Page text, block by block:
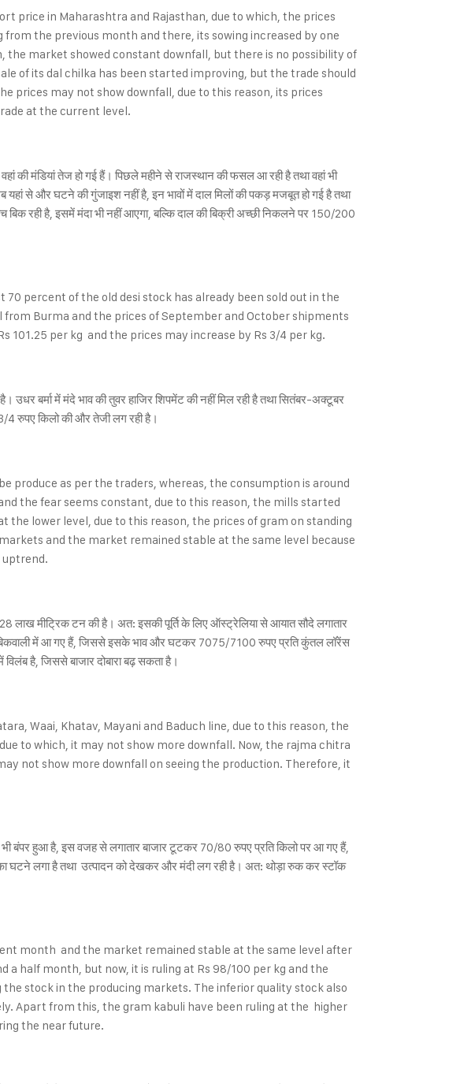
price in Maharashtra and Rajasthan, due to which, the prices
the previous month and there, its sowing increased by one
market showed constant downfall, but there is no possibility of
of its dal chilka has been started improving, but the trade should
prices may not show downfall, due to this reason, its prices
at the current level.
की मंडियां तेज हो गई हैं। पिछले महीने से राजस्थान की फसल आ रही है तथा वहां भी
यहां से और घटने की गुंजाइश नहीं है, इन भावों में दाल मिलों की पकड़ मजबूत हो गई है तथा
बिक रही है, इसमें मंदा भी नहीं आएगा, बल्कि दाल की बिक्री अच्छी निकलने पर 150/200
percent of the old desi stock has already been sold out in the
Burma and the prices of September and October shipments
101.25 per kg and the prices may increase by Rs 3/4 per kg.
बर्मा में मंदे भाव की तुवर हाजिर शिपमेंट की नहीं मिल रही है तथा सितंबर-अक्टूबर
4 रुपए किलो की और तेजी लग रही है।
produce as per the traders, whereas, the consumption is around
the fear seems constant, due to this reason, the mills started
lower level, due to this reason, the prices of gram on standing
and the market remained stable at the same level because
uptrend.
लाख मीट्रिक टन की है। अत: इसकी पूर्ति के लिए ऑस्ट्रेलिया से आयात सौदे लगातार
में आ गए हैं, जिससे इसके भाव और घटकर 7075/7100 रुपए प्रति कुंतल लॉरेंस
है, जिससे बाजार दोबारा बढ़ सकता है।
Waai, Khatav, Mayani and Baduch line, due to this reason, the
to which, it may not show more downfall. Now, the rajma chitra
not show more downfall on seeing the production. Therefore, it
भी बंपर हुआ है, इस वजह से लगातार बाजार टूटकर 70/80 रुपए प्रति किलो पर आ गए हैं,
घटने लगा है तथा उत्पादन को देखकर और मंदी लग रही है। अत: थोड़ा रुक कर स्टॉक
month and the market remained stable at the same level after
a half month, but now, it is ruling at Rs 98/100 per kg and the
stock in the producing markets. The inferior quality stock also
Apart from this, the gram kabuli have been ruling at the higher
the near future.